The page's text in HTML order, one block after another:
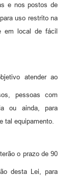
e nos postos de
uso restrito na
em local de fácil
atender ao
pessoas com
ou ainda, para
tal equipamento.
o prazo de 90
desta Lei, para